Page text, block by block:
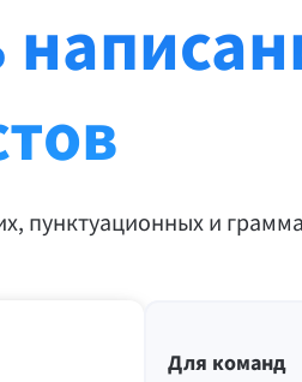
все Премиальные
природы
пунктуационных и
Для команд